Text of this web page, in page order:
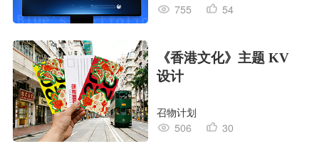
755
54
《香港文化》主题 KV
设计
召物计划
506
30